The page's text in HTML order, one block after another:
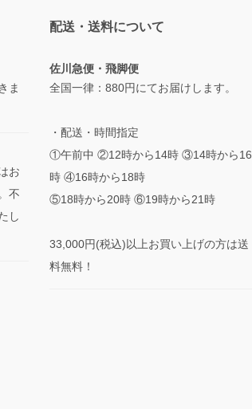
ま
お
不
し
配送・送料について
佐川急便・飛脚便
全国一律：880円にてお届けします。
・配送・時間指定
①午前中 ②12時から14時 ③14時から16
時 ④16時から18時
⑤18時から20時 ⑥19時から21時
33,000円(税込)以上お買い上げの方は送
料無料！